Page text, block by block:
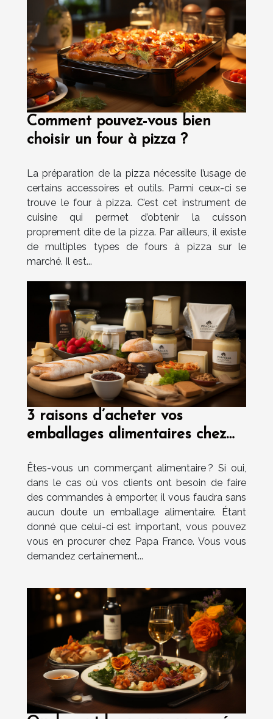
Comment pouvez-vous bien
choisir un four à pizza ?
La préparation de la pizza nécessite l’usage de
certains accessoires et outils. Parmi ceux-ci se
trouve le four à pizza. C’est cet instrument de
cuisine qui permet d’obtenir la cuisson
proprement dite de la pizza. Par ailleurs, il existe
de multiples types de fours à pizza sur le
marché. Il est...
3 raisons d’acheter vos
emballages alimentaires chez
Êtes-vous un commerçant alimentaire ? Si oui,
dans le cas où vos clients ont besoin de faire
des commandes à emporter, il vous faudra sans
aucun doute un emballage alimentaire. Étant
donné que celui-ci est important, vous pouvez
vous en procurer chez Papa France. Vous vous
demandez certainement...